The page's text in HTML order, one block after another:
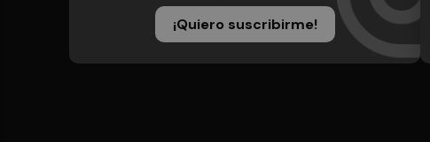
¡Quiero suscribirme!